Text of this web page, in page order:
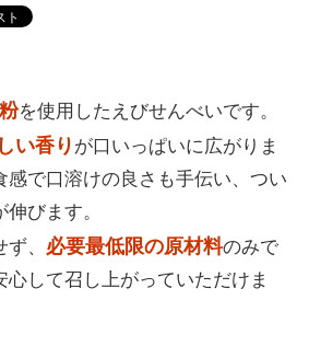
を使用したえびせんべいです。
い香り が口いっぱいに広がりま
感で口溶けの良さも手伝い、つい
びます。
、 必要最低限の原材料のみで
して召し上がっていただけま